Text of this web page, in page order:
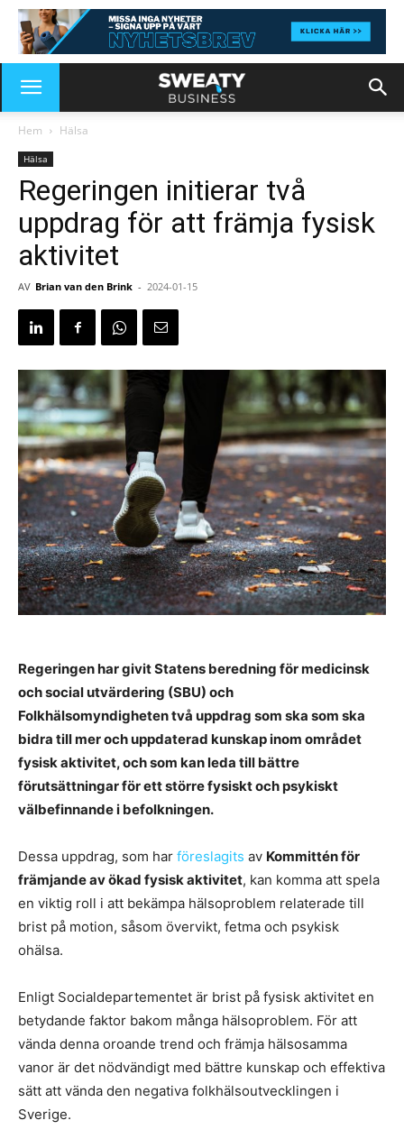
Hem Hälsa
Hälsa
Regeringen initierar två
uppdrag för att främja fysisk
aktivitet
AV Brian van den Brink - 2024-01-15
Regeringen har givit Statens beredning för medicinsk
och social utvärdering (SBU) och
Folkhälsomyndigheten två uppdrag som ska som ska
bidra till mer och uppdaterad kunskap inom området
fysisk aktivitet, och som kan leda till bättre
förutsättningar för ett större fysiskt och psykiskt
välbefinnande i befolkningen.
Dessa uppdrag, som har föreslagits av Kommittén för
främjande av ökad fysisk aktivitet, kan komma att spela
en viktig roll i att bekämpa hälsoproblem relaterade till
brist på motion, såsom övervikt, fetma och psykisk
ohälsa.
Enligt Socialdepartementet är brist på fysisk aktivitet en
betydande faktor bakom många hälsoproblem. För att
vända denna oroande trend och främja hälsosamma
vanor är det nödvändigt med bättre kunskap och effektiva
sätt att vända den negativa folkhälsoutvecklingen i
Sverige.